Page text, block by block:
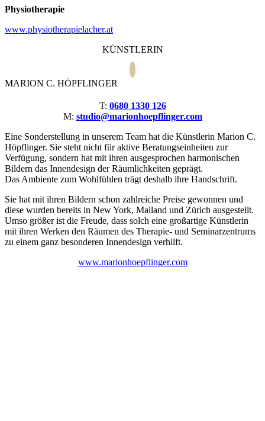
Physiotherapie
www.physiotherapielacher.at
KÜNSTLERIN
MARION C. HÖPFLINGER
T: 0680 1330 126
M: studio@marionhoepflinger.com
Eine Sonderstellung in unserem Team hat die Künstlerin Marion C.
Höpflinger. Sie steht nicht für aktive Beratungseinheiten zur
Verfügung, sondern hat mit ihren ausgesprochen harmonischen
Bildern das Innendesign der Räumlichkeiten geprägt.
Das Ambiente zum Wohlfühlen trägt deshalb ihre Handschrift.
Sie hat mit ihren Bildern schon zahlreiche Preise gewonnen und
diese wurden bereits in New York, Mailand und Zürich ausgestellt.
Umso größer ist die Freude, dass solch eine großartige Künstlerin
mit ihren Werken den Räumen des Therapie- und Seminarzentrums
zu einem ganz besonderen Innendesign verhilft.
www.marionhoepflinger.com